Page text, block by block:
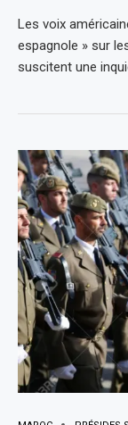
Les voix
espagnole » sur
suscitent une